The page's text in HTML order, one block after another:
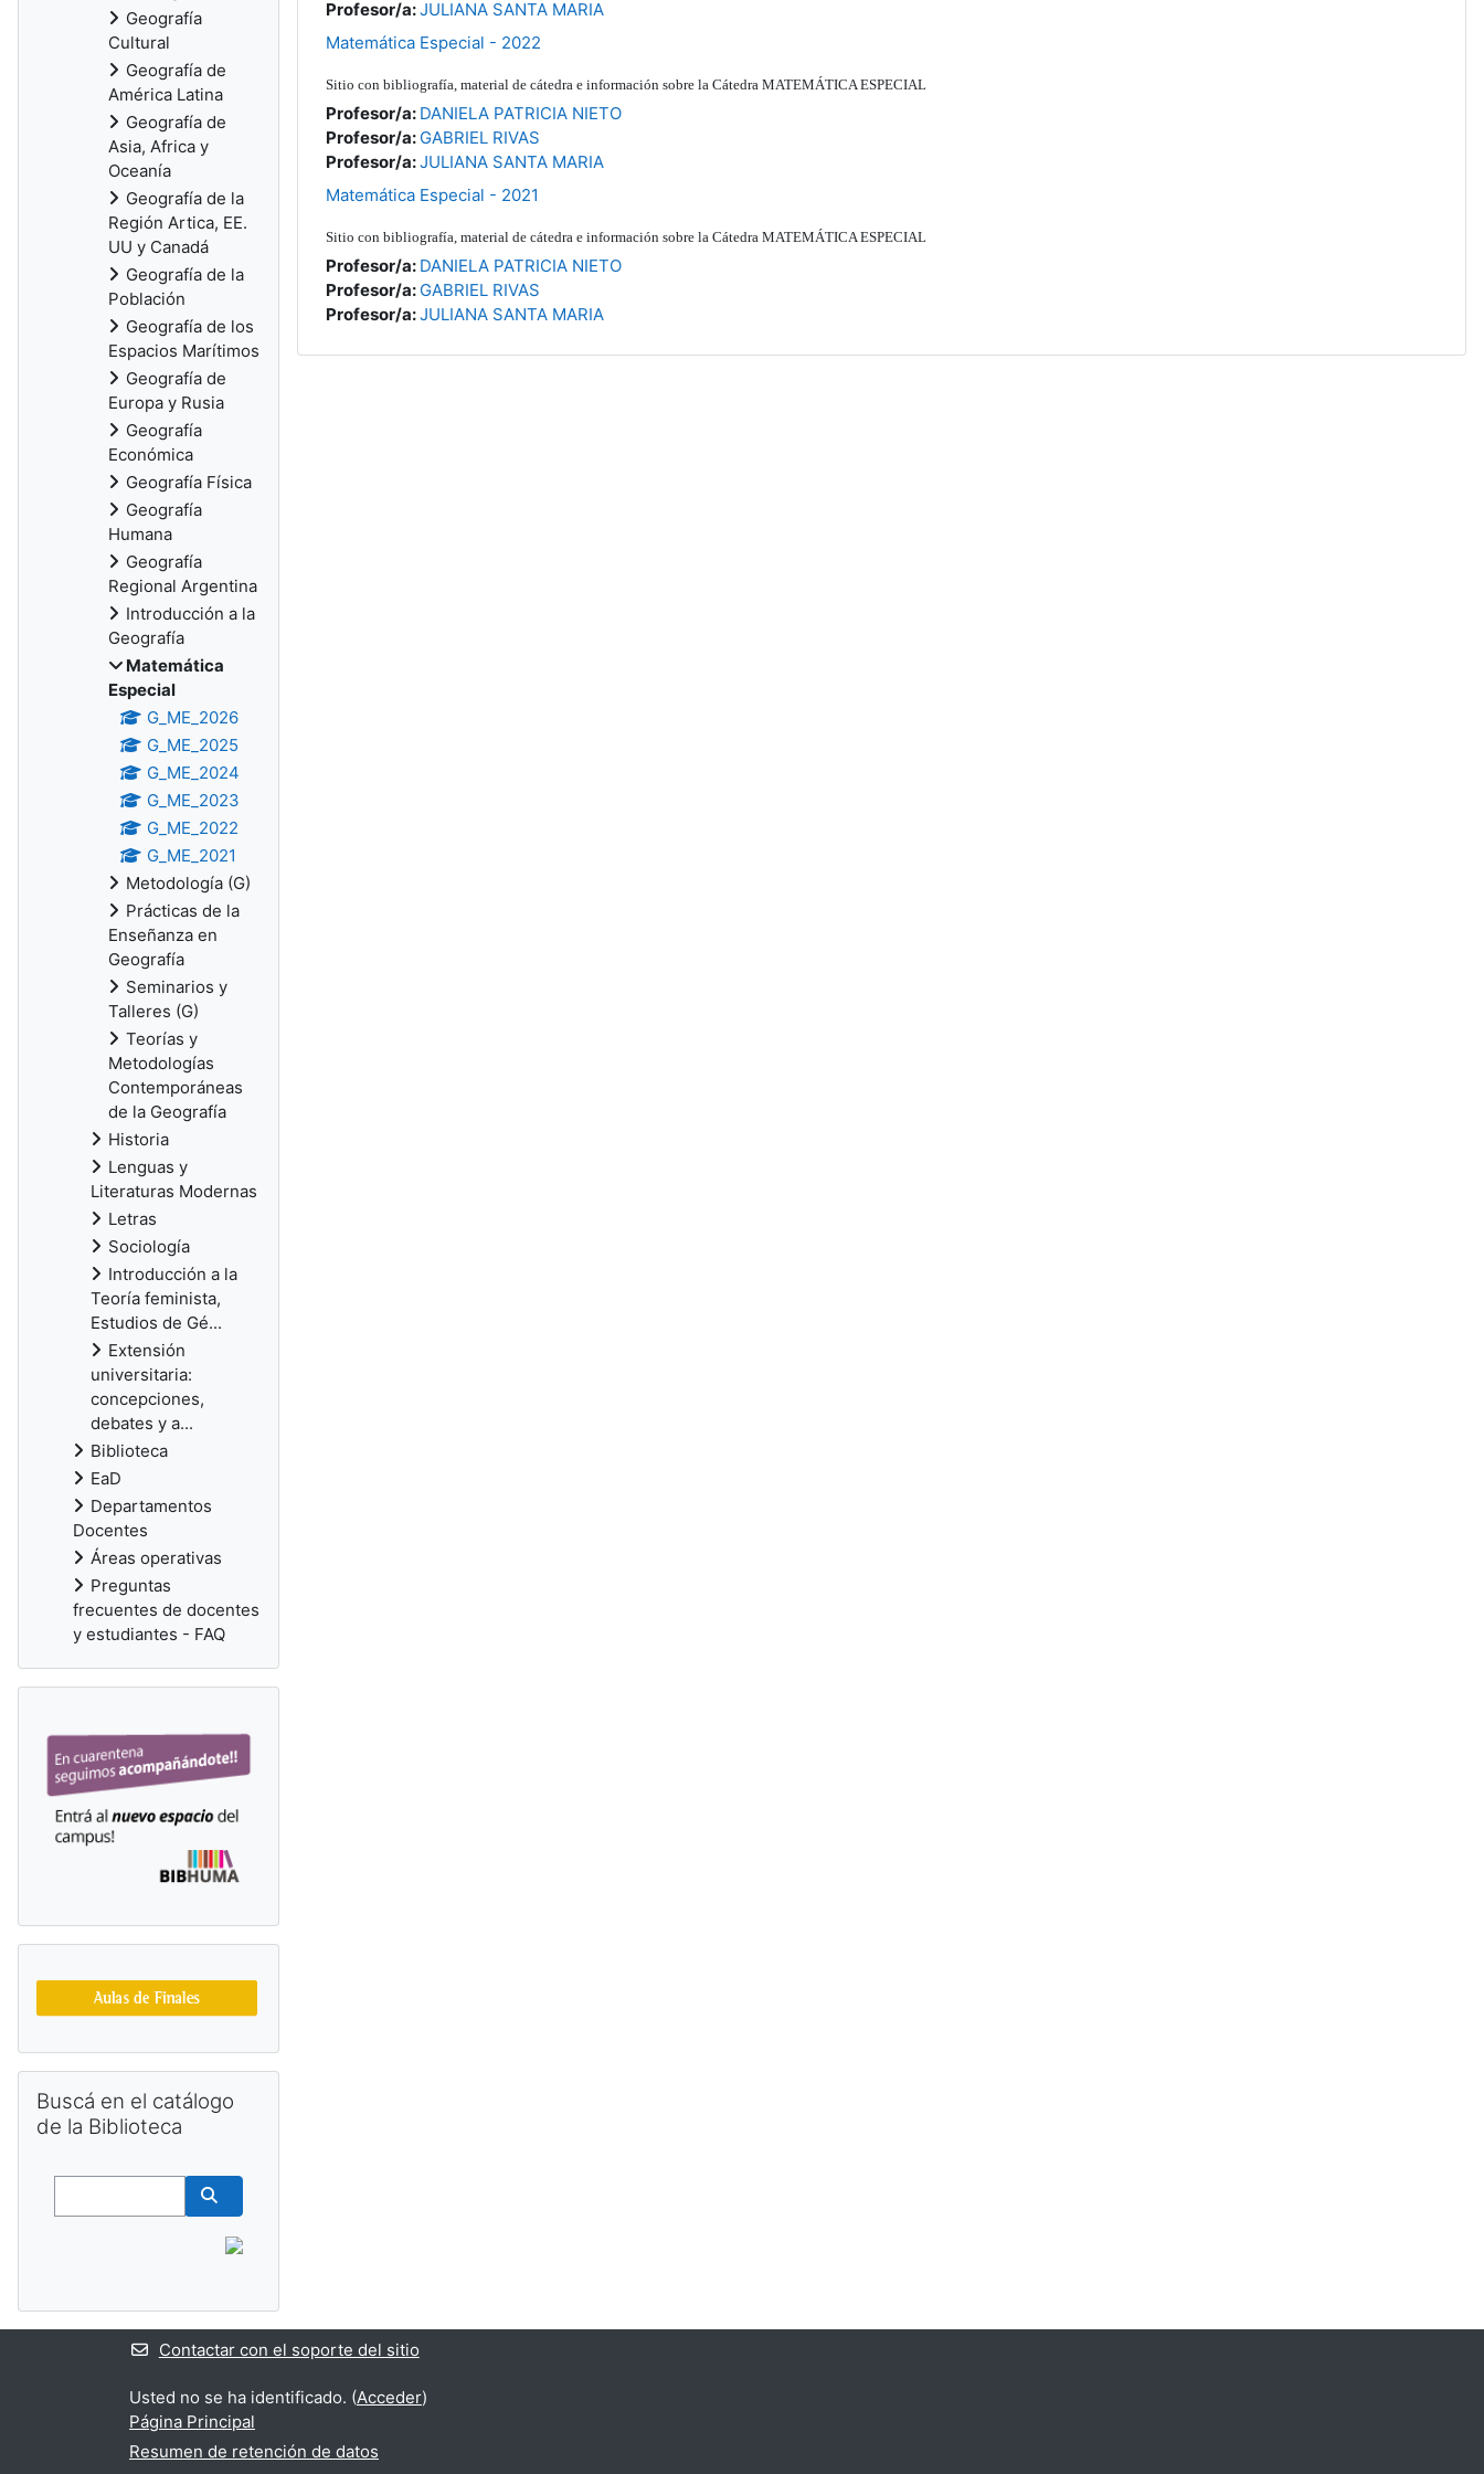
Profesor/a:JULIANA SANTA MARIA
Matemática Especial - 2022
Sitio con bibliografía, material de cátedra e información sobre la Cátedra MATEMÁTICA ESPECIAL
Profesor/a: DANIELA PATRICIA NIETO
Profesor/a: GABRIEL RIVAS
Profesor/a:JULIANA SANTA MARIA
Matemática Especial - 2021
Sitio con bibliografía, material de cátedra e información sobre la Cátedra MATEMÁTICA ESPECIAL
Profesor/a: DANIELA PATRICIA NIETO
Profesor/a: GABRIEL RIVAS
Profesor/a:JULIANA SANTA MARIA
Geografía
Cultural
Geografía de
América Latina
Geografía de
Asia, Africa y
Oceanía
Geografía de la
Región Artica, EE.
UU y Canadá
Geografía de la
Población
Geografía de los
Espacios Marítimos
Geografía de
Europa y Rusia
Geografía
Económica
Geografía Física
Geografía
Humana
Geografía
Regional Argentina
Introducción a la
Geografía
Matemática
Especial
G_ME_2026
G_ME_2025
G_ME_2024
G_ME_2023
G_ME_2022
G_ME_2021
Metodología (G)
Prácticas de la
Enseñanza en
Geografía
Seminarios y
Talleres (G)
Teorías y
Metodologías
Contemporáneas
de la Geografía
Historia
Lenguas y
Literaturas Modernas
Letras
Sociología
Introducción a la
Teoría feminista,
Estudios de Gé...
Extensión
universitaria:
concepciones,
debates y a...
Biblioteca
EaD
Departamentos
Docentes
Áreas operativas
Preguntas
frecuentes de docentes
y estudiantes - FAQ
Buscá en el catálogo
de la Biblioteca
Buscar
Buscar cursos
Contactar con el soporte del sitio
Usted no se ha identificado. (Acceder)
Página Principal
Resumen de retención de datos